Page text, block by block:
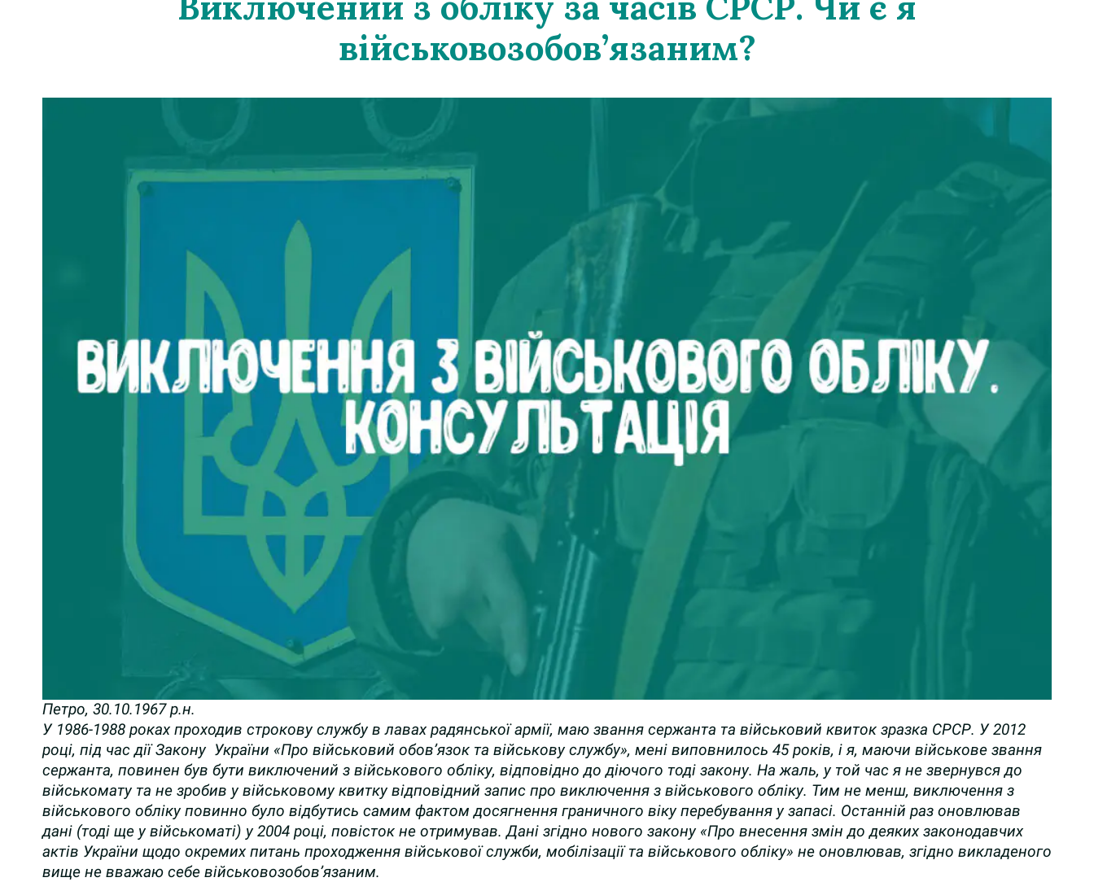
військовозобов’язаним?
Петро, 30.10.1967 р.н.
У 1986-1988 роках проходив строкову службу в лавах радянської армії, маю звання сержанта та військовий квиток зразка СРСР. У 2012
році, під час дії Закону України «Про військовий обов’язок та військову службу», мені виповнилось 45 років, і я, маючи військове звання
сержанта, повинен був бути виключений з військового обліку, відповідно до діючого тоді закону. На жаль, у той час я не звернувся до
військомату та не зробив у військовому квитку відповідний запис про виключення з військового обліку. Тим не менш, виключення з
військового обліку повинно було відбутись самим фактом досягнення граничного віку перебування у запасі. Останній раз оновлював
дані (тоді ще у військоматі) у 2004 році, повісток не отримував. Дані згідно нового закону «Про внесення змін до деяких законодавчих
актів України щодо окремих питань проходження військової служби, мобілізації та військового обліку» не оновлював, згідно викладеного
вище не вважаю себе військовозобов’язаним.